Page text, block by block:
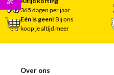
365 dagen per jaar
Eén is geen! Bij ons
koop je altijd meer
Over ons
%